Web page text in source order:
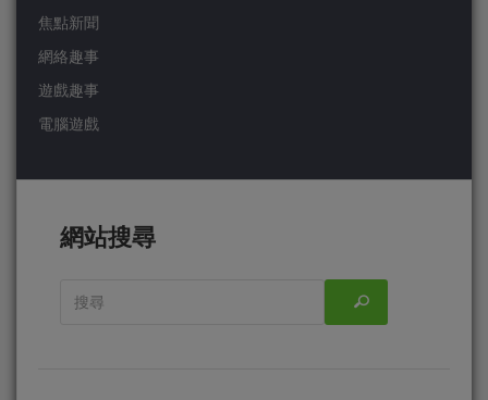
焦點新聞
網絡趣事
遊戲趣事
電腦遊戲
網站搜尋